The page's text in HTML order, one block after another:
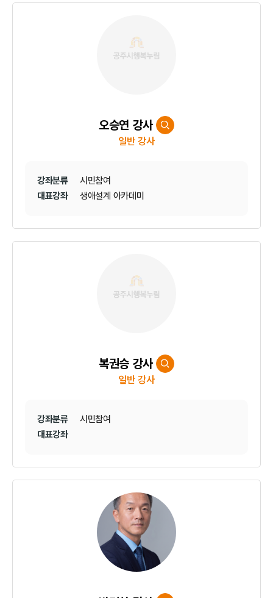
오승연 강사
일반 강사
강좌분류
시민참여
대표강좌
생애설계 아카데미
복권승 강사
일반 강사
강좌분류
시민참여
대표강좌